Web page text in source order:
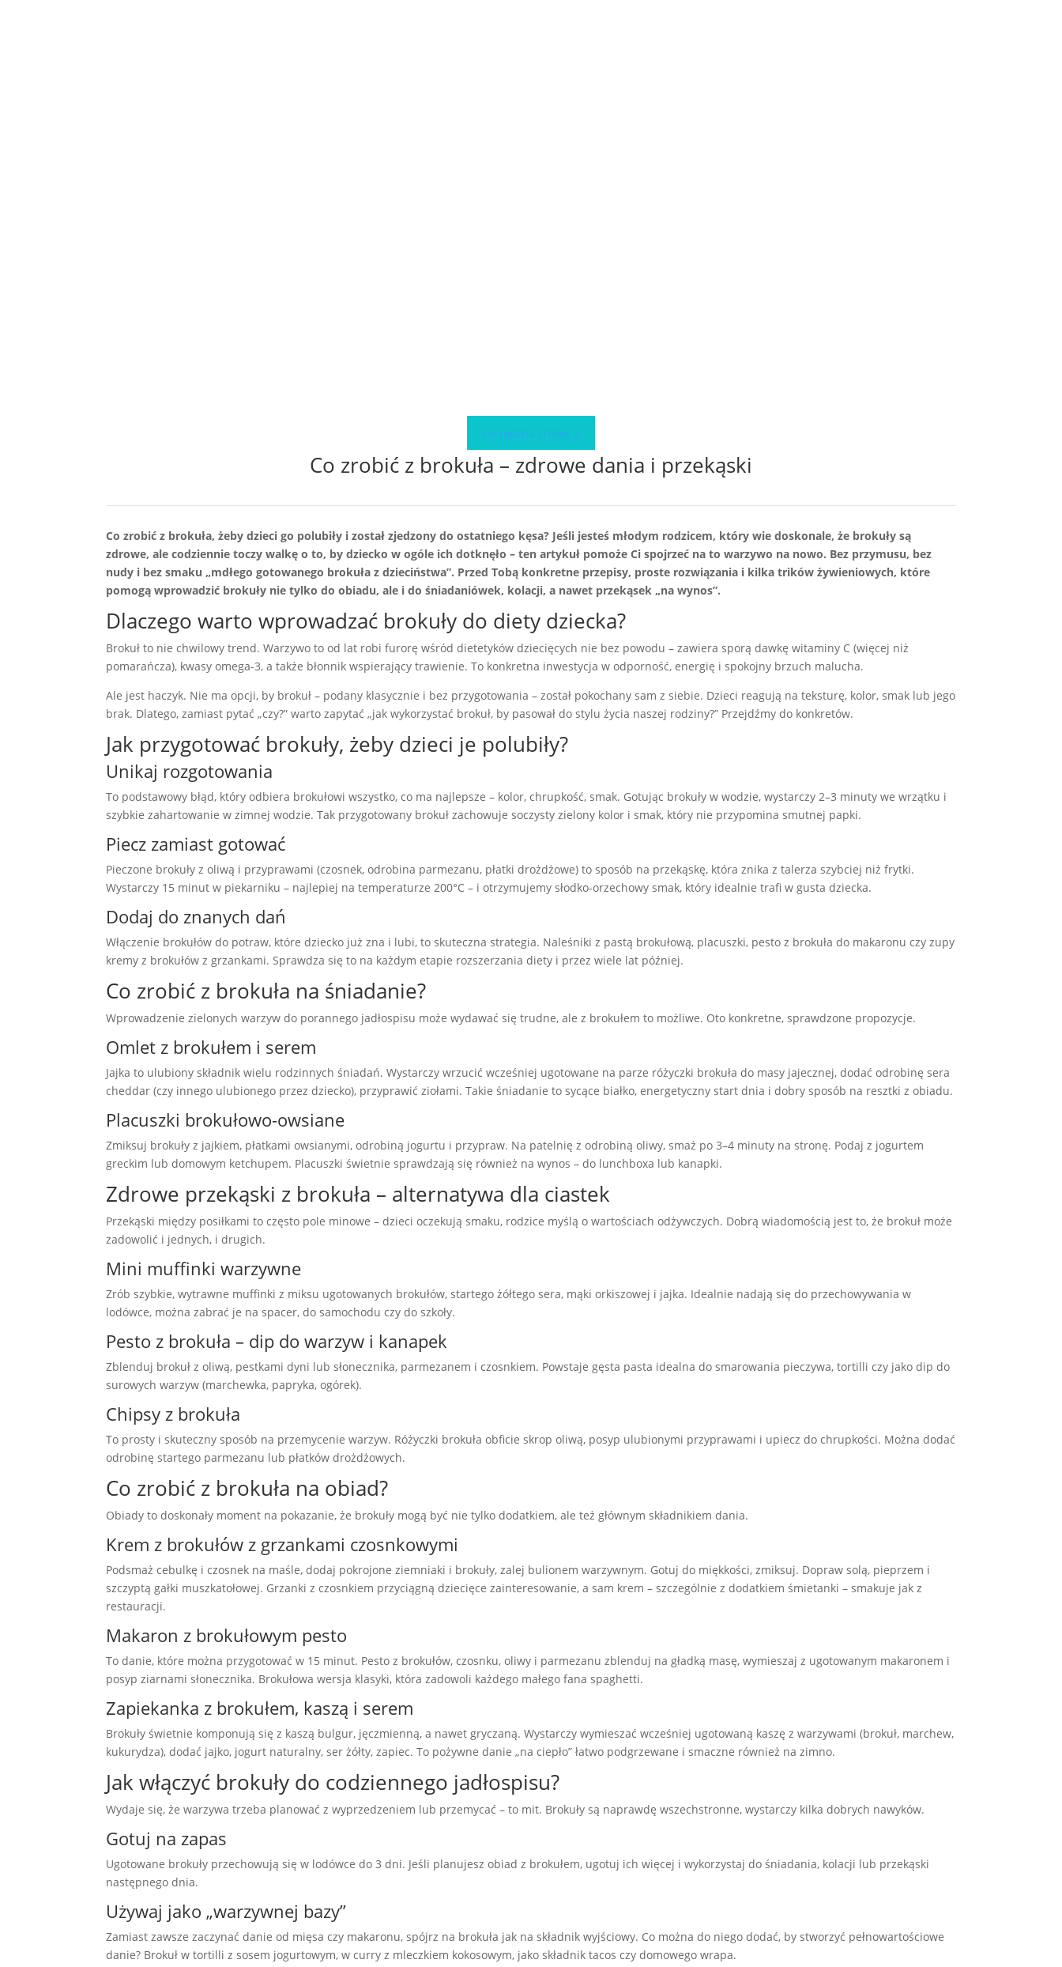
Co można zrobić z
Co zrobić z brokuła – zdrowe dania i przekąski
Co zrobić z brokuła, żeby dzieci go polubiły i został zjedzony do ostatniego kęsa? Jeśli jesteś młodym rodzicem, który wie doskonale, że brokuły są
zdrowe, ale codziennie toczy walkę o to, by dziecko w ogóle ich dotknęło – ten artykuł pomoże Ci spojrzeć na to warzywo na nowo. Bez przymusu, bez
nudy i bez smaku „mdłego gotowanego brokuła z dzieciństwa”. Przed Tobą konkretne przepisy, proste rozwiązania i kilka trików żywieniowych, które
pomogą wprowadzić brokuły nie tylko do obiadu, ale i do śniadaniówek, kolacji, a nawet przekąsek „na wynos”.
Dlaczego warto wprowadzać brokuły do diety dziecka?
Brokuł to nie chwilowy trend. Warzywo to od lat robi furorę wśród dietetyków dziecięcych nie bez powodu – zawiera sporą dawkę witaminy C (więcej niż
pomarańcza), kwasy omega-3, a także błonnik wspierający trawienie. To konkretna inwestycja w odporność, energię i spokojny brzuch malucha.
Ale jest haczyk. Nie ma opcji, by brokuł – podany klasycznie i bez przygotowania – został pokochany sam z siebie. Dzieci reagują na teksturę, kolor, smak lub jego
brak. Dlatego, zamiast pytać „czy?” warto zapytać „jak wykorzystać brokuł, by pasował do stylu życia naszej rodziny?” Przejdźmy do konkretów.
Jak przygotować brokuły, żeby dzieci je polubiły?
Unikaj rozgotowania
To podstawowy błąd, który odbiera brokułowi wszystko, co ma najlepsze – kolor, chrupkość, smak. Gotując brokuły w wodzie, wystarczy 2–3 minuty we wrzątku i
szybkie zahartowanie w zimnej wodzie. Tak przygotowany brokuł zachowuje soczysty zielony kolor i smak, który nie przypomina smutnej papki.
Piecz zamiast gotować
Pieczone brokuły z oliwą i przyprawami (czosnek, odrobina parmezanu, płatki drożdżowe) to sposób na przekąskę, która znika z talerza szybciej niż frytki.
Wystarczy 15 minut w piekarniku – najlepiej na temperaturze 200°C – i otrzymujemy słodko-orzechowy smak, który idealnie trafi w gusta dziecka.
Dodaj do znanych dań
Włączenie brokułów do potraw, które dziecko już zna i lubi, to skuteczna strategia. Naleśniki z pastą brokułową, placuszki, pesto z brokuła do makaronu czy zupy
kremy z brokułów z grzankami. Sprawdza się to na każdym etapie rozszerzania diety i przez wiele lat później.
Co zrobić z brokuła na śniadanie?
Wprowadzenie zielonych warzyw do porannego jadłospisu może wydawać się trudne, ale z brokułem to możliwe. Oto konkretne, sprawdzone propozycje.
Omlet z brokułem i serem
Jajka to ulubiony składnik wielu rodzinnych śniadań. Wystarczy wrzucić wcześniej ugotowane na parze różyczki brokuła do masy jajecznej, dodać odrobinę sera
cheddar (czy innego ulubionego przez dziecko), przyprawić ziołami. Takie śniadanie to sycące białko, energetyczny start dnia i dobry sposób na resztki z obiadu.
Placuszki brokułowo-owsiane
Zmiksuj brokuły z jajkiem, płatkami owsianymi, odrobiną jogurtu i przypraw. Na patelnię z odrobiną oliwy, smaż po 3–4 minuty na stronę. Podaj z jogurtem
greckim lub domowym ketchupem. Placuszki świetnie sprawdzają się również na wynos – do lunchboxa lub kanapki.
Zdrowe przekąski z brokuła – alternatywa dla ciastek
Przekąski między posiłkami to często pole minowe – dzieci oczekują smaku, rodzice myślą o wartościach odżywczych. Dobrą wiadomością jest to, że brokuł może
zadowolić i jednych, i drugich.
Mini muffinki warzywne
Zrób szybkie, wytrawne muffinki z miksu ugotowanych brokułów, startego żółtego sera, mąki orkiszowej i jajka. Idealnie nadają się do przechowywania w
lodówce, można zabrać je na spacer, do samochodu czy do szkoły.
Pesto z brokuła – dip do warzyw i kanapek
Zblenduj brokuł z oliwą, pestkami dyni lub słonecznika, parmezanem i czosnkiem. Powstaje gęsta pasta idealna do smarowania pieczywa, tortilli czy jako dip do
surowych warzyw (marchewka, papryka, ogórek).
Chipsy z brokuła
To prosty i skuteczny sposób na przemycenie warzyw. Różyczki brokuła obficie skrop oliwą, posyp ulubionymi przyprawami i upiecz do chrupkości. Można dodać
odrobinę startego parmezanu lub płatków drożdżowych.
Co zrobić z brokuła na obiad?
Obiady to doskonały moment na pokazanie, że brokuły mogą być nie tylko dodatkiem, ale też głównym składnikiem dania.
Krem z brokułów z grzankami czosnkowymi
Podsmaż cebulkę i czosnek na maśle, dodaj pokrojone ziemniaki i brokuły, zalej bulionem warzywnym. Gotuj do miękkości, zmiksuj. Dopraw solą, pieprzem i
szczyptą gałki muszkatołowej. Grzanki z czosnkiem przyciągną dziecięce zainteresowanie, a sam krem – szczególnie z dodatkiem śmietanki – smakuje jak z
restauracji.
Makaron z brokułowym pesto
To danie, które można przygotować w 15 minut. Pesto z brokułów, czosnku, oliwy i parmezanu zblenduj na gładką masę, wymieszaj z ugotowanym makaronem i
posyp ziarnami słonecznika. Brokułowa wersja klasyki, która zadowoli każdego małego fana spaghetti.
Zapiekanka z brokułem, kaszą i serem
Brokuły świetnie komponują się z kaszą bulgur, jęczmienną, a nawet gryczaną. Wystarczy wymieszać wcześniej ugotowaną kaszę z warzywami (brokuł, marchew,
kukurydza), dodać jajko, jogurt naturalny, ser żółty, zapiec. To pożywne danie „na ciepło” łatwo podgrzewane i smaczne również na zimno.
Jak włączyć brokuły do codziennego jadłospisu?
Wydaje się, że warzywa trzeba planować z wyprzedzeniem lub przemycać – to mit. Brokuły są naprawdę wszechstronne, wystarczy kilka dobrych nawyków.
Gotuj na zapas
Ugotowane brokuły przechowują się w lodówce do 3 dni. Jeśli planujesz obiad z brokułem, ugotuj ich więcej i wykorzystaj do śniadania, kolacji lub przekąski
następnego dnia.
Używaj jako „warzywnej bazy”
Zamiast zawsze zaczynać danie od mięsa czy makaronu, spójrz na brokuła jak na składnik wyjściowy. Co można do niego dodać, by stworzyć pełnowartościowe
danie? Brokuł w tortilli z sosem jogurtowym, w curry z mleczkiem kokosowym, jako składnik tacos czy domowego wrapa.